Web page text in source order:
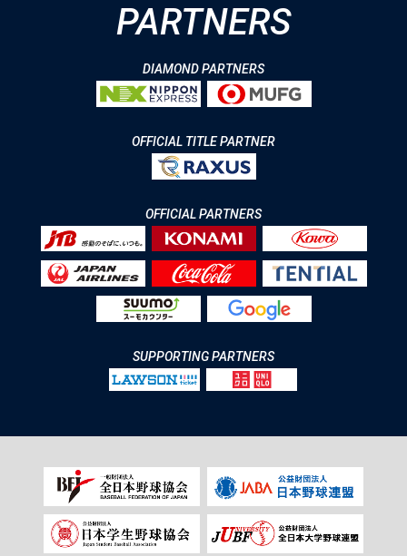
PARTNERS
DIAMOND PARTNERS
OFFICIAL TITLE PARTNER
OFFICIAL PARTNERS
SUPPORTING PARTNERS